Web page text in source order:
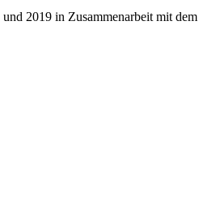
2019 in Zusammenarbeit mit dem